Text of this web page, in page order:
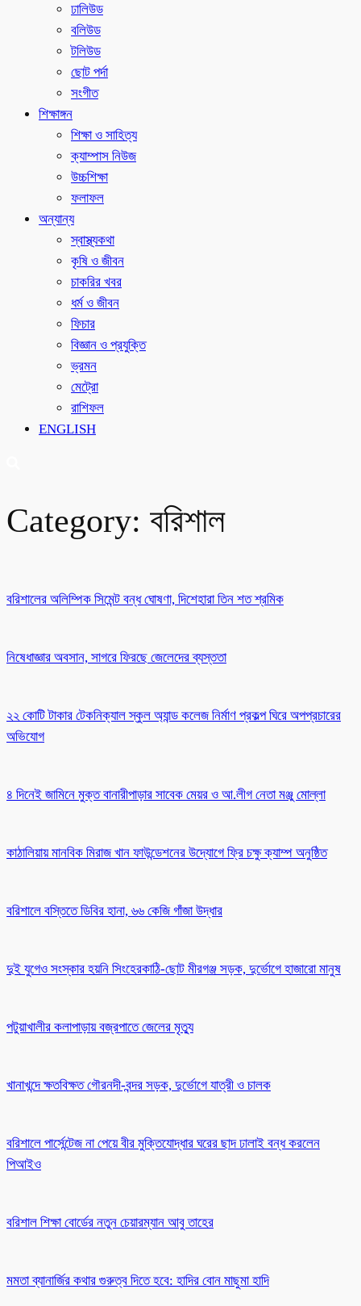
ঢালিউড
বলিউড
টলিউড
ছোট পর্দা
সংগীত
শিক্ষাঙ্গন
শিক্ষা ও সাহিত্য
ক্যাম্পাস নিউজ
উচ্চশিক্ষা
ফলাফল
অন্যান্য
স্বাস্থ্যকথা
কৃষি ও জীবন
চাকরির খবর
ধর্ম ও জীবন
ফিচার
বিজ্ঞান ও প্রযুক্তি
ভ্রমন
মেট্রো
রাশিফল
ENGLISH
Category: বরিশাল
বরিশালের অলিম্পিক সিমেন্ট বন্ধ ঘোষণা, দিশেহারা তিন শত শ্রমিক
নিষেধাজ্ঞার অবসান, সাগরে ফিরছে জেলেদের ব্যস্ততা
২২ কোটি টাকার টেকনিক্যাল স্কুল অ্যান্ড কলেজ নির্মাণ প্রকল্প ঘিরে অপপ্রচারের
অভিযোগ
৪ দিনেই জামিনে মুক্ত বানারীপাড়ার সাবেক মেয়র ও আ.লীগ নেতা মঞ্জু মোল্লা
কাঠালিয়ায় মানবিক মিরাজ খান ফাউন্ডেশনের উদ্যোগে ফ্রি চক্ষু ক্যাম্প অনুষ্ঠিত
বরিশালে বস্তিতে ডিবির হানা, ৬৬ কেজি গাঁজা উদ্ধার
দুই যুগেও সংস্কার হয়নি সিংহেরকাঠি-ছোট মীরগঞ্জ সড়ক, দুর্ভোগে হাজারো মানুষ
পটুয়াখালীর কলাপাড়ায় বজ্রপাতে জেলের মৃত্যু
খানাখন্দে ক্ষতবিক্ষত গৌরনদী-বন্দর সড়ক, দুর্ভোগে যাত্রী ও চালক
বরিশালে পার্সেন্টেজ না পেয়ে বীর মুক্তিযোদ্ধার ঘরের ছাদ ঢালাই বন্ধ করলেন
পিআইও
বরিশাল শিক্ষা বোর্ডের নতুন চেয়ারম্যান আবু তাহের
মমতা ব্যানার্জির কথার গুরুত্ব দিতে হবে: হাদির বোন মাছুমা হাদি